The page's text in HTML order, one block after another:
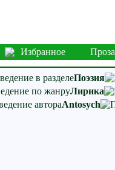
Избранное Проза
Поэзия
Лирика
Antosych